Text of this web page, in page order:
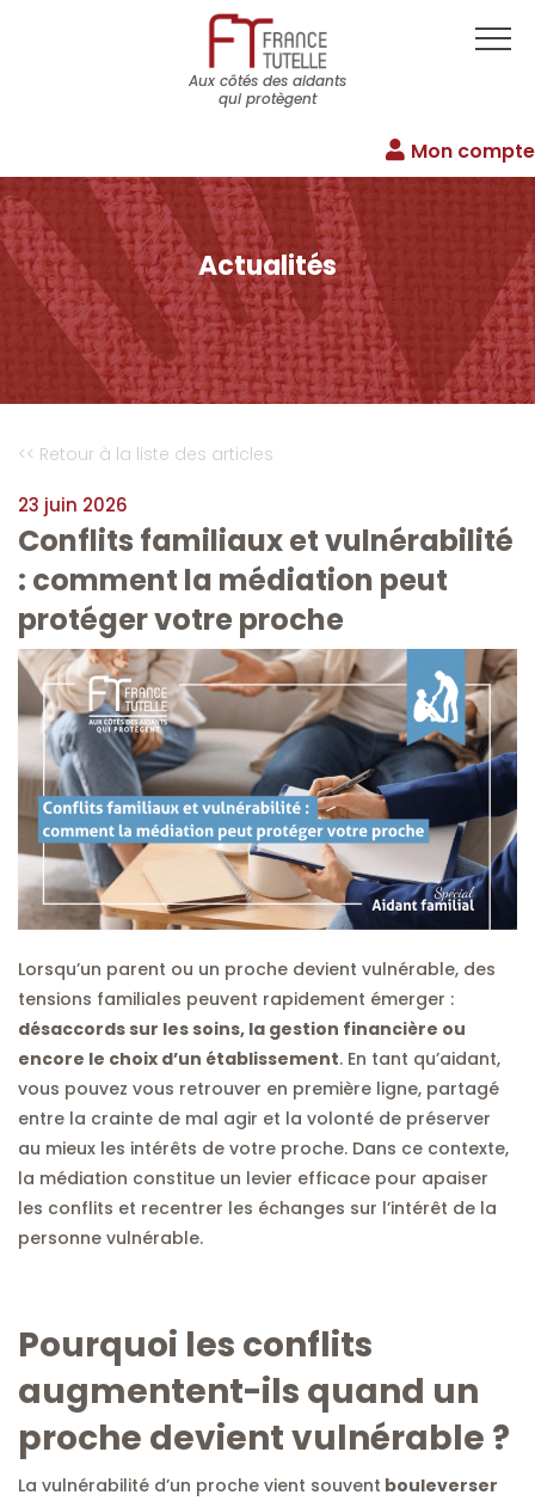
Aux côtés des aidants
qui protègent
Mon compte
Actualités
<< Retour à la liste des articles
23 juin 2026
Conflits familiaux et vulnérabilité
: comment la médiation peut
protéger votre proche
Lorsqu’un parent ou un proche devient vulnérable, des
tensions familiales peuvent rapidement émerger :
désaccords sur les soins, la gestion financière ou
encore le choix d’un établissement. En tant qu’aidant,
vous pouvez vous retrouver en première ligne, partagé
entre la crainte de mal agir et la volonté de préserver
au mieux les intérêts de votre proche. Dans ce contexte,
la médiation constitue un levier efficace pour apaiser
les conflits et recentrer les échanges sur l’intérêt de la
personne vulnérable.
Pourquoi les conflits
augmentent-ils quand un
proche devient vulnérable ?
La vulnérabilité d’un proche vient souvent bouleverser